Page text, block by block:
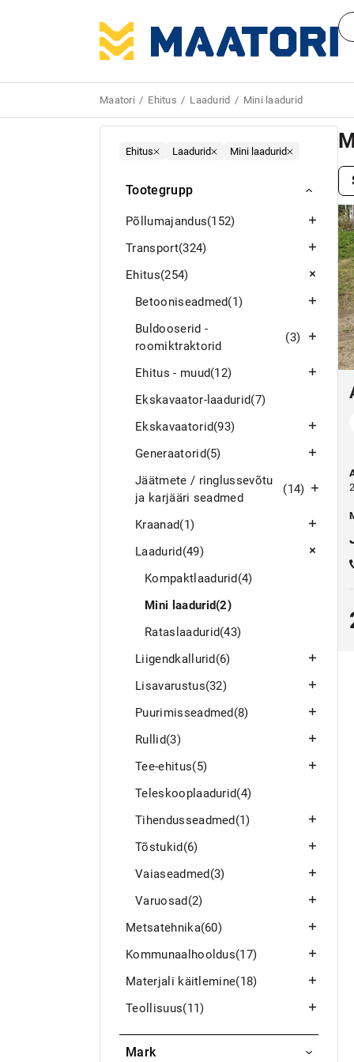
Maatori Ehitus Laadurid Mini laadurid
Ehitus Laadurid Mini laadurid
Tootegrupp
Põllumajandus(152)
Transport(324)
Ehitus(254)
Betooniseadmed(1)
Buldooserid -
roomiktraktorid
(3)
Ehitus - muud(12)
Ekskavaator-laadurid(7)
Ekskavaatorid(93)
Generaatorid(5)
Jäätmete / ringlussevõtu
ja karjääri seadmed
(14)
Kraanad(1)
Laadurid(49)
Kompaktlaadurid(4)
Mini laadurid(2)
Rataslaadurid(43)
Liigendkallurid(6)
Lisavarustus(32)
Puurimisseadmed(8)
Rullid(3)
Tee-ehitus(5)
Teleskooplaadurid(4)
Tihendusseadmed(1)
Tõstukid(6)
Vaiaseadmed(3)
Varuosad(2)
Metsatehnika(60)
Kommunaalhooldus(17)
Materjali käitlemine(18)
Teollisuus(11)
Mark